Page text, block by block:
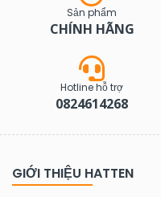
Sản phẩm
CHÍNH HÃNG
Hotline hỗ trợ
0824614268
GIỚI THIỆU HATTEN